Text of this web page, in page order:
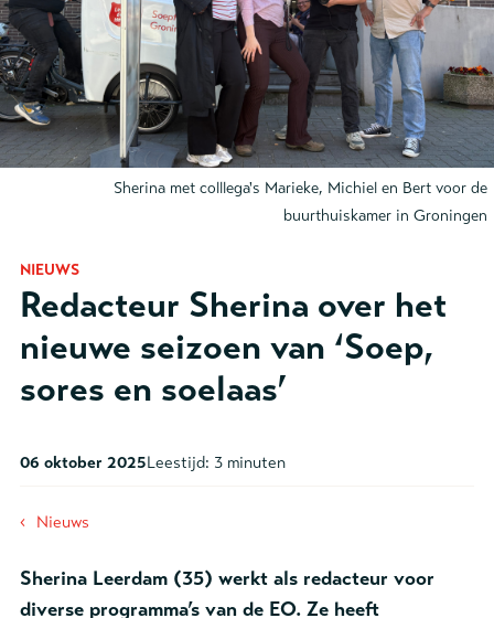
NIEUWS
Redacteur Sherina over het
nieuwe seizoen van ‘Soep,
sores en soelaas’
Sherina met colllega's Marieke, Michiel en Bert voor de
buurthuiskamer in Groningen
06 oktober 2025Leestijd: 3 minuten
‹ Nieuws
Sherina Leerdam (35) werkt als redacteur voor
diverse programma’s van de EO. Ze heeft